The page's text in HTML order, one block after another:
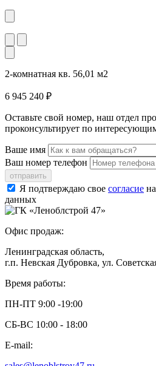
2-комнатная кв. 56,01 м2
6 945 240 ₽
Оставьте свой номер, наш отдел
проконсультирует по
Ваше имя
Ваш номер телефон
отправить
Я подтверждаю свое согласие
данных
Офис продаж:
Ленинградская область,
г.п. Невская Дубровка, ул.
Время работы:
ПН-ПТ 9:00 -19:00
СБ-ВС 10:00 - 18:00
E-mail: